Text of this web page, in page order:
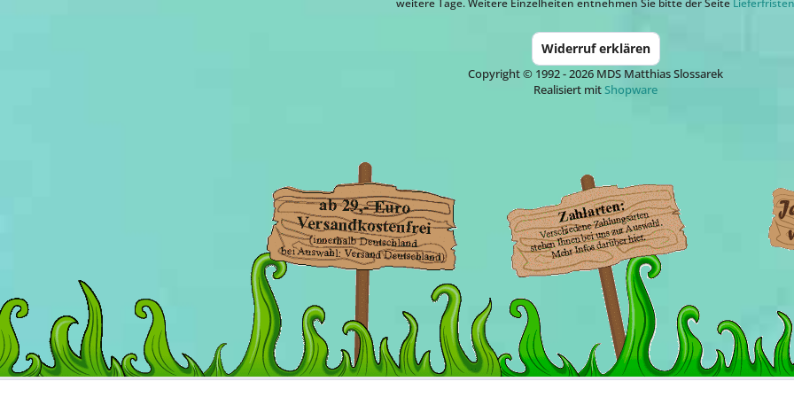
weitere Tage. Weitere Einzelheiten entnehmen Sie bitte der Seite Lieferfristen
Widerruf erklären
Copyright © 1992 - 2026 MDS Matthias Slossarek
Realisiert mitShopware